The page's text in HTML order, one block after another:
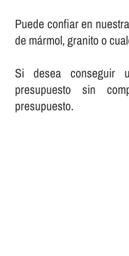
Puede confiar en
de mármol, granito o
Si desea conseguir
presupuesto sin
presupuesto.